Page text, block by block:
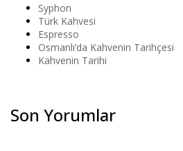
Syphon
Türk Kahvesi
Espresso
Osmanlı’da Kahvenin Tarihçesi
Kahvenin Tarihi
Son Yorumlar